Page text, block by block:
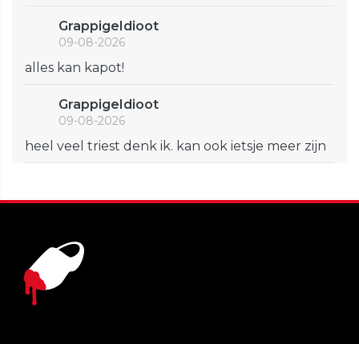
GrappigeIdioot
09-08-2026
alles kan kapot!
GrappigeIdioot
09-08-2026
heel veel triest denk ik. kan ook ietsje meer zijn